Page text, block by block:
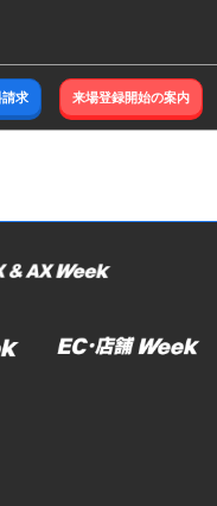
求 来場登録開始の案内